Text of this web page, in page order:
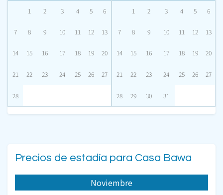
1 2 3 4 5 6
7 8 9 10 11 12 13
14 15 16 17 18 19 20
21 22 23 24 25 26 27
28
1 2 3 4 5 6
7 8 9 10 11 12 13
14 15 16 17 18 19 20
21 22 23 24 25 26 27
28 29 30 31
Precios de estadía para Casa Bawa
Noviembre